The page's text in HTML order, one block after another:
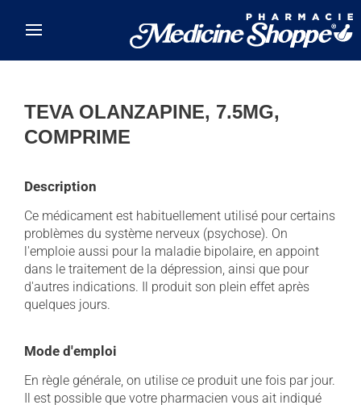
TEVA OLANZAPINE, 7.5MG,
COMPRIME
Description
Ce médicament est habituellement utilisé pour certains
problèmes du système nerveux (psychose). On
l'emploie aussi pour la maladie bipolaire, en appoint
dans le traitement de la dépression, ainsi que pour
d'autres indications. Il produit son plein effet après
quelques jours.
Mode d'emploi
En règle générale, on utilise ce produit une fois par jour.
Il est possible que votre pharmacien vous ait indiqué